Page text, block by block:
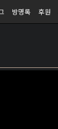
방명록 후원